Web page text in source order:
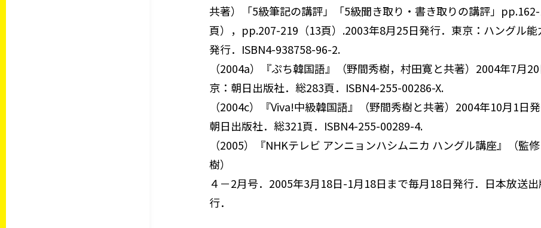
共著）「5級筆記の講評」「5級聞き取り・書き取りの講評」
頁），pp.207-219（13頁）.2003年8月25日発行．東京：ハングル
発行．ISBN4-938758-96-2.
（2004a）『ぷち韓国語』（野間秀樹，村田寛と共著）2004年7月
京：朝日出版社．総283頁．ISBN4-255-00286-X.
（2004c）『Viva!中級韓国語』（野間秀樹と共著）2004年10月1日
朝日出版社．総321頁．ISBN4-255-00289-4.
（2005）『NHKテレビ アンニョンハシムニカ ハングル講座』（監
樹）
４－2月号．2005年3月18日-1月18日まで毎月18日発行．日本放送
行．